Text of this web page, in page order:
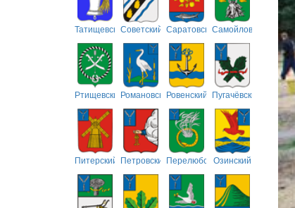
ТатищевскийСоветский СаратовскийСамойловский
РтищевскийРомановскийРовенский Пугачёвский
Питерский ПетровскийПерелюбскийОзинский